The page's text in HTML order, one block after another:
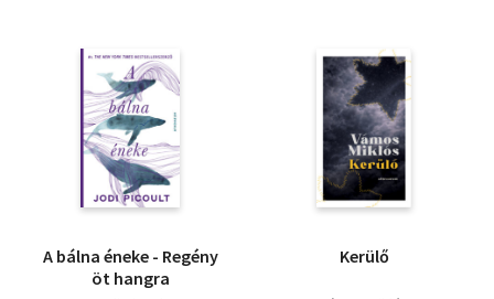
Természettudomány
Történelem
A bálna éneke - Regény
öt hangra
Kerülő